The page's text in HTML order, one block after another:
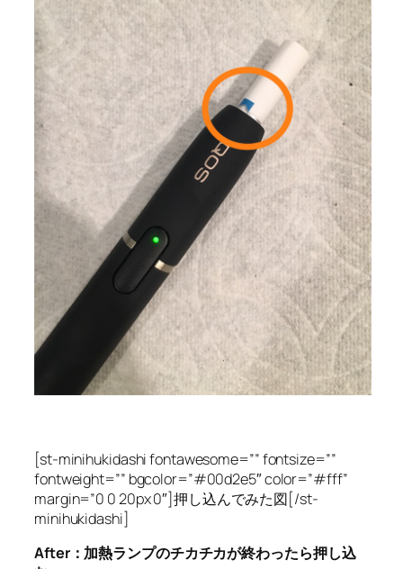
[st-minihukidashi fontawesome=”” fontsize=””
fontweight=”” bgcolor=”#00d2e5″ color=”#fff”
margin=”0 0 20px 0″]押し込んでみた図[/st-
minihukidashi]
After：加熱ランプのチカチカが終わったら押し込